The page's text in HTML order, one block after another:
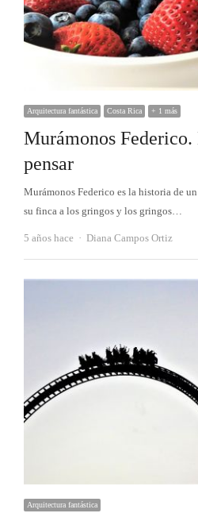
Arquitectura fantástica Costa Rica + 1 más
Murámonos
pensar
Murámonos Federico es la historia de
su finca a los gringos y los gringos…
5 años hace Autor
Diana Campos Ortiz
Arquitectura fantástica